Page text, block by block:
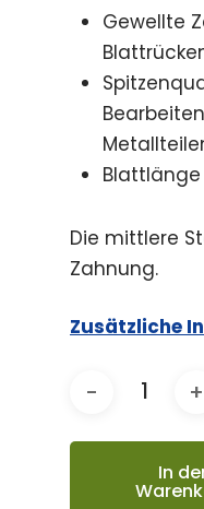
Gewellte
Blattlänge
Die mittlere
Zahnung.
Zusätzliche
In